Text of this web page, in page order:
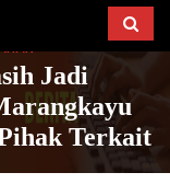
Jadi
Terkait